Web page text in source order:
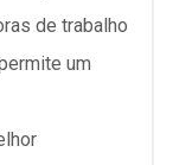
de trabalho
um